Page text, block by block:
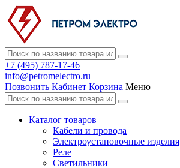
+7 (495) 787-17-46
info@petromelectro.ru
Позвонить Кабинет Корзина Меню
Каталог товаров
Кабели и провода
Электроустановочные изделия
Реле
Светильники